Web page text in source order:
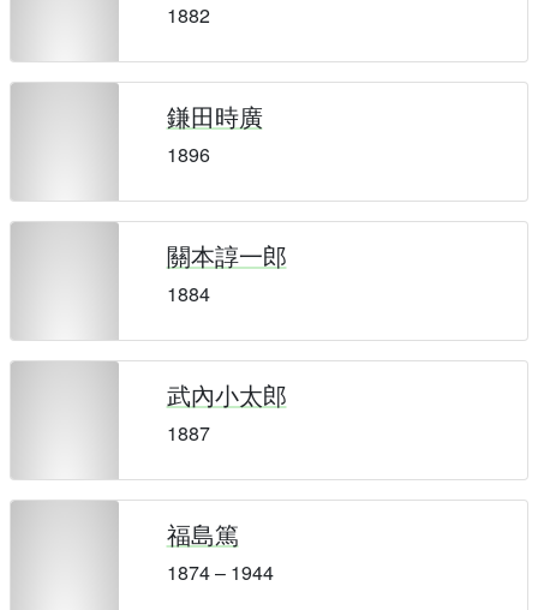
1882
鎌田時廣
1896
關本諄一郎
1884
武內小太郎
1887
福島篤
1874 – 1944